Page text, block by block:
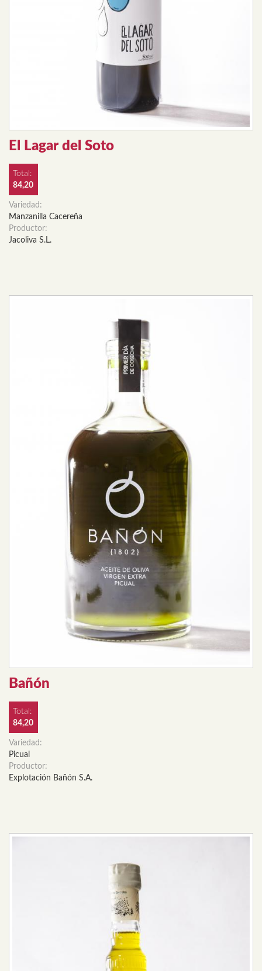
El Lagar del Soto
Total:
84,20
Variedad:
Manzanilla Cacereña
Productor:
Jacoliva S.L.
Bañón
Total:
84,20
Variedad:
Picual
Productor:
Explotación Bañón S.A.